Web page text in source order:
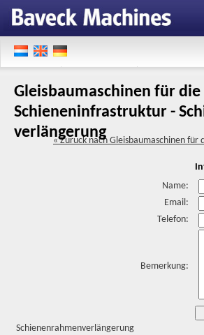
Gleisbaumaschinen für die
Schieneninfrastruktur -
verlängerung
« Zuruck nach Gleisbaumaschinen
Name:
Email:
Telefon:
Bemerkung:
Schienenrahmenverlängerung